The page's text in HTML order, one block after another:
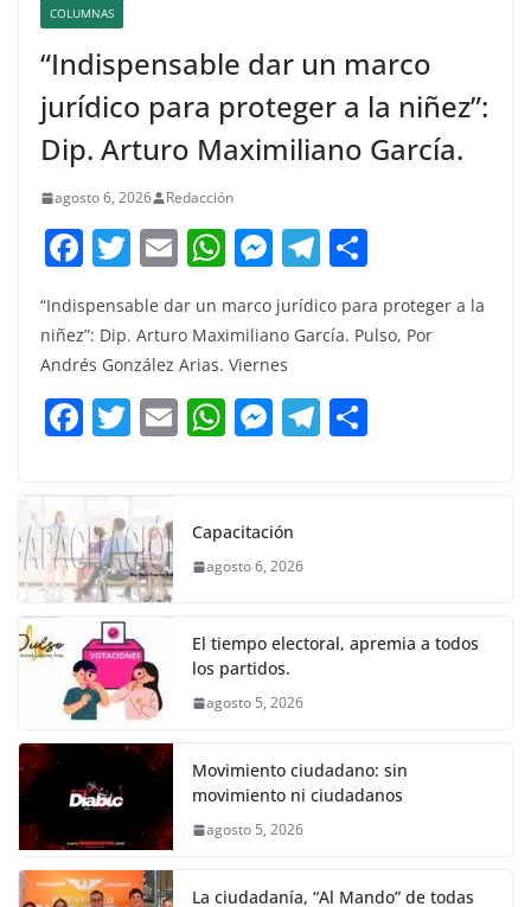
COLUMNAS
“Indispensable dar un marco
jurídico para proteger a la niñez”:
Dip. Arturo Maximiliano García.
agosto 6, 2026 Redacción
F
c
e
b
o
k
T
w
itt
er
E
ai
l
W
at
s
A
p
M
e
ss
e
n
g
T
e
a
m
m
“Indispensable dar un marco jurídico para proteger a la
niñez”: Dip. Arturo Maximiliano García. Pulso, Por
Andrés González Arias. Viernes
F
c
e
b
o
o
k
T
itt
er
E W
s
A
p
M
e
n
er
T
Capacitación
agosto 6, 2026
El tiempo electoral, apremia a todos
los partidos.
agosto 5, 2026
Movimiento ciudadano: sin
movimiento ni ciudadanos
agosto 5, 2026
La ciudadanía, “Al Mando” de todas